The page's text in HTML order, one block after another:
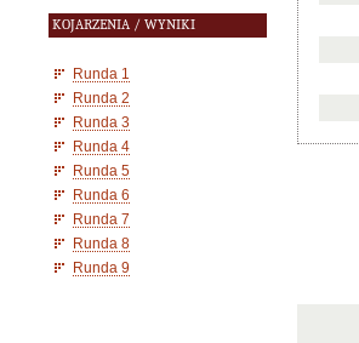
KOJARZENIA / WYNIKI
Runda 1
Runda 2
Runda 3
Runda 4
Runda 5
Runda 6
Runda 7
Runda 8
Runda 9